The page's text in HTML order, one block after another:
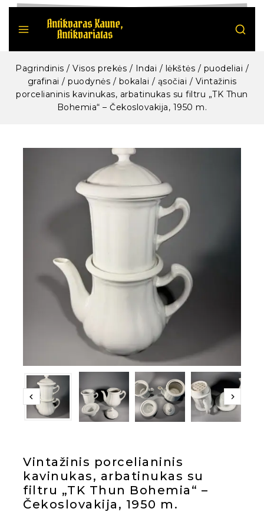
Pagrindinis / Visos prekės / Indai / lėkštės / puodeliai /
grafinai / puodynės / bokalai / ąsočiai / Vintažinis
porcelianinis kavinukas, arbatinukas su filtru „TK Thun
Bohemia“ – Čekoslovakija, 1950 m.
Vintažinis porcelianinis
kavinukas, arbatinukas su
filtru „TK Thun Bohemia“ –
Čekoslovakija, 1950 m.